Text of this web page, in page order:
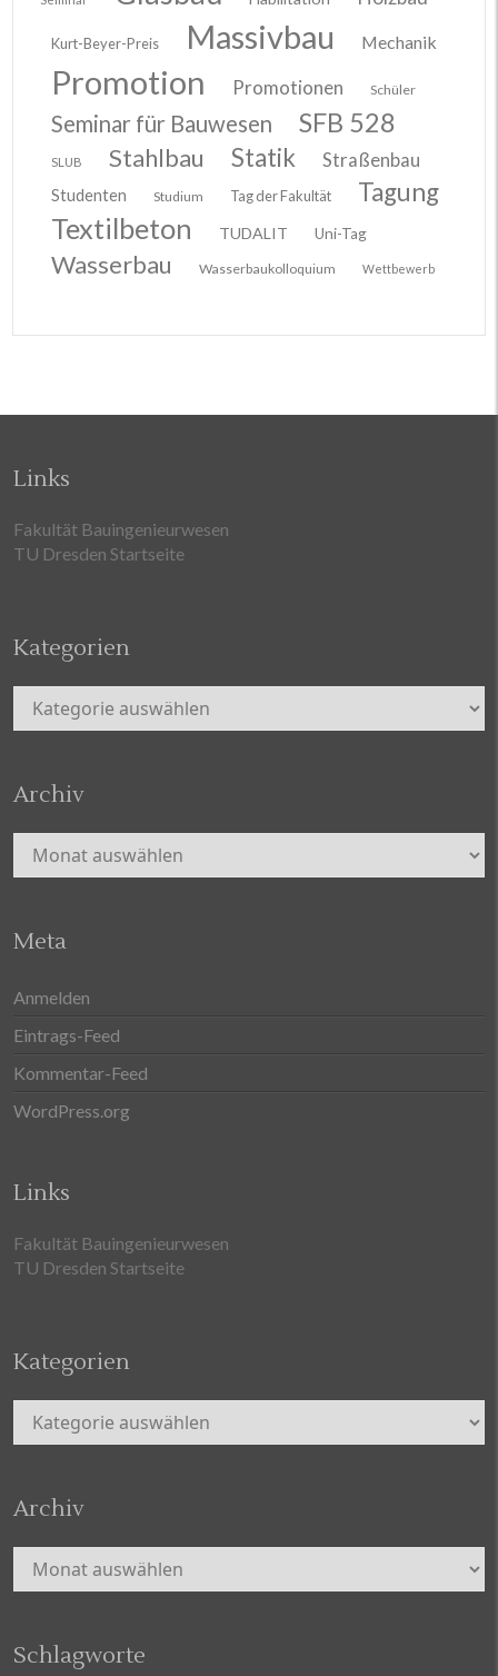
Kurt-Beyer-Preis Massivbau Mechanik
Promotion Promotionen Schüler
Seminar für Bauwesen SFB 528
SLUB Stahlbau Statik Straßenbau
Studenten Studium Tag der Fakultät Tagung
Textilbeton TUDALIT Uni-Tag
Wasserbau Wasserbaukolloquium Wettbewerb
Links
Fakultät Bauingenieurwesen
TU Dresden Startseite
Kategorien
Kategorien
Archiv
Archiv
Meta
Anmelden
Eintrags-Feed
Kommentar-Feed
WordPress.org
Links
Fakultät Bauingenieurwesen
TU Dresden Startseite
Kategorien
Kategorien
Archiv
Archiv
Schlagworte